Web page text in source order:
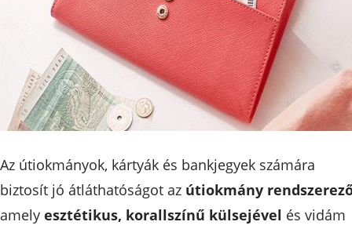
Az útiokmányok, kártyák és bankjegyek számára
biztosít jó átláthatóságot az útiokmány
amely esztétikus, korallszínű külsejével és vidám